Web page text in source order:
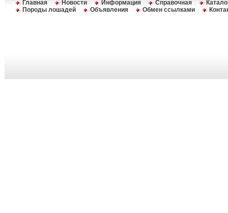
Главная Новости Информация Справочная
Породы лошадей
Объявления Обмен ссылками